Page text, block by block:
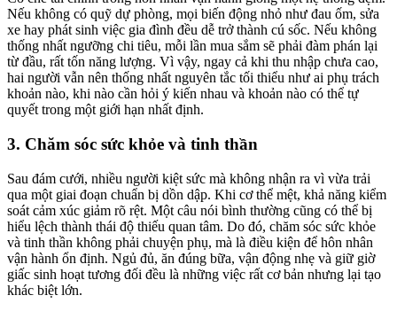
Nếu không có quỹ dự phòng, mọi biến động nhỏ như đau ốm, sửa
xe hay phát sinh việc gia đình đều dễ trở thành cú sốc. Nếu không
thống nhất ngưỡng chi tiêu, mỗi lần mua sắm sẽ phải đàm phán lại
từ đầu, rất tốn năng lượng. Vì vậy, ngay cả khi thu nhập chưa cao,
hai người vẫn nên thống nhất nguyên tắc tối thiểu như ai phụ trách
khoản nào, khi nào cần hỏi ý kiến nhau và khoản nào có thể tự
quyết trong một giới hạn nhất định.
3. Chăm sóc sức khỏe và tinh thần
Sau đám cưới, nhiều người kiệt sức mà không nhận ra vì vừa trải
qua một giai đoạn chuẩn bị dồn dập. Khi cơ thể mệt, khả năng kiểm
soát cảm xúc giảm rõ rệt. Một câu nói bình thường cũng có thể bị
hiểu lệch thành thái độ thiếu quan tâm. Do đó, chăm sóc sức khỏe
và tinh thần không phải chuyện phụ, mà là điều kiện để hôn nhân
vận hành ổn định. Ngủ đủ, ăn đúng bữa, vận động nhẹ và giữ giờ
giấc sinh hoạt tương đối đều là những việc rất cơ bản nhưng lại tạo
khác biệt lớn.